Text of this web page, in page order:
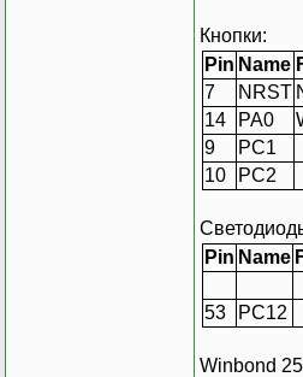
Кнопки:
Pin Name
7
NRST
14
PA0
9
PC1
10
PC2
Pin Name
53
PC12
Winbond